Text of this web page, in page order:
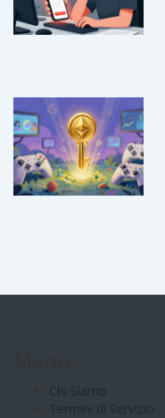
Chi Siamo
Termini di Servizio